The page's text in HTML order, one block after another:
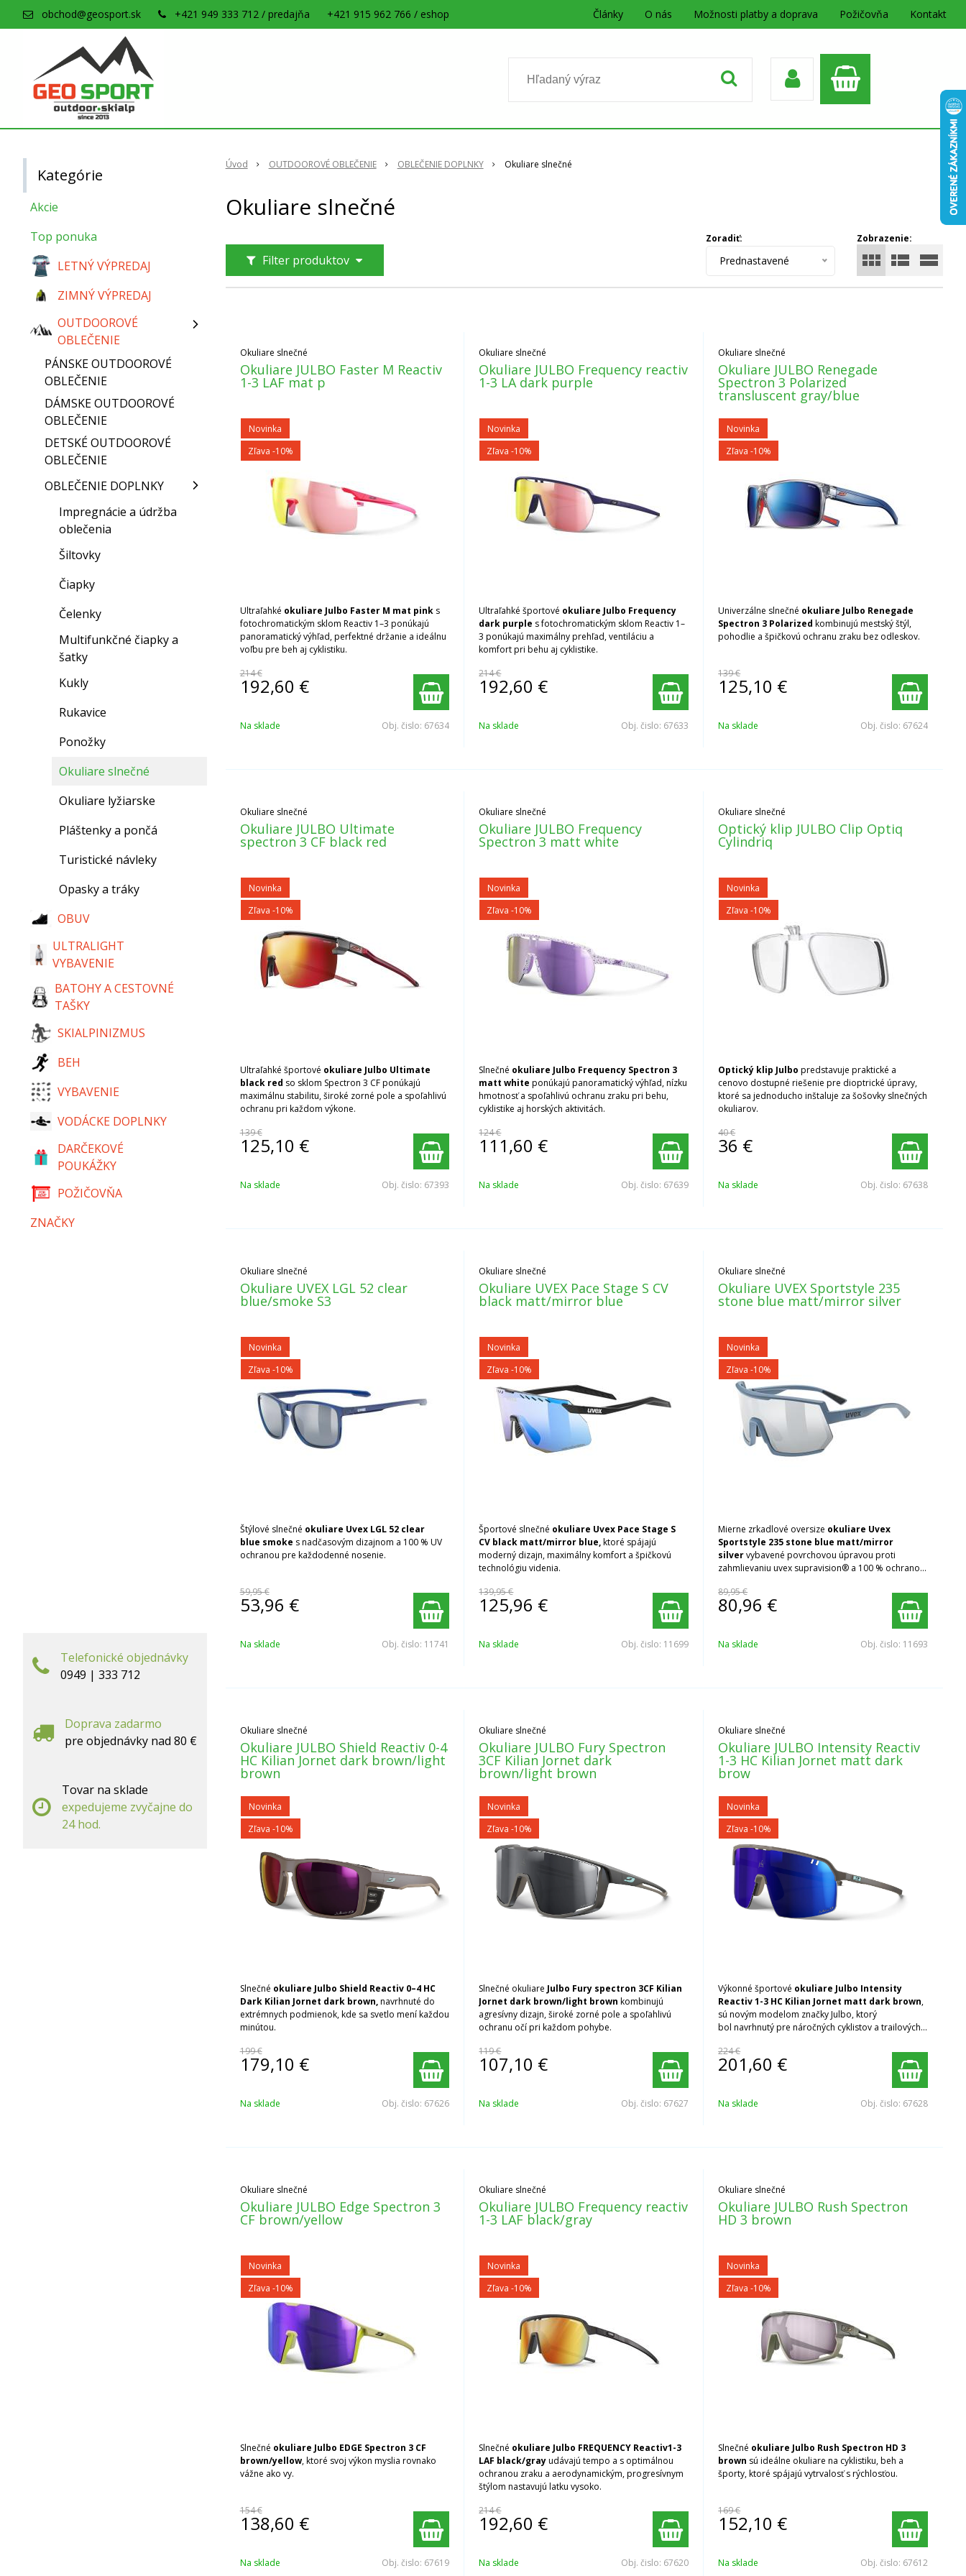
obchod@geosport.sk +421 949 333 712 / predajňa +421 915 962 766 / eshop Články O nás Možnosti platby a doprava Požičovňa Kontakt
Úvod OUTDOOROVÉ OBLEČENIE OBLEČENIE DOPLNKY Okuliare slnečné
Okuliare slnečné
Filter produktov
Zobrazenie:
Zoradiť:
Prednastavené
Okuliare slnečné
Okuliare JULBO Faster M Reactiv
1-3 LAF mat p
Novinka
Zľava -10%
Ultraľahké okuliare Julbo Faster M mat pinks
fotochromatickým sklom Reactiv 1–3 ponúkajú
panoramatický výhľad, perfektné držanie a ideálnu
voľbu pre beh aj cyklistiku.
214 €
192,60 €
Na sklade Obj. čislo: 67634
Okuliare slnečné
Okuliare JULBO Frequency reactiv
1-3 LA dark purple
Novinka
Zľava -10%
Ultraľahké športové okuliare Julbo Frequency
dark purple s fotochromatickým sklom Reactiv 1–
3 ponúkajú maximálny prehľad, ventiláciu a
komfort pri behu aj cyklistike.
214 €
192,60 €
Na sklade Obj. čislo: 67633
Okuliare slnečné
Okuliare JULBO Renegade
Spectron 3 Polarized
transluscent gray/blue
Novinka
Zľava -10%
Univerzálne slnečné okuliare Julbo Renegade
Spectron 3 Polarized kombinujú mestský štýl,
pohodlie a špičkovú ochranu zraku bez odleskov.
139 €
125,10 €
Na sklade Obj. čislo: 67624
Okuliare slnečné
Okuliare JULBO Ultimate
spectron 3 CF black red
Novinka
Zľava -10%
Ultraľahké športové okuliare Julbo Ultimate
black red so sklom Spectron 3 CF ponúkajú
maximálnu stabilitu, široké zorné pole a spoľahlivú
ochranu pri každom výkone.
139 €
125,10 €
Na sklade Obj. čislo: 67393
Okuliare slnečné
Okuliare JULBO Frequency
Spectron 3 matt white
Novinka
Zľava -10%
Slnečné okuliare Julbo Frequency Spectron 3
matt white ponúkajú panoramatický výhľad, nízku
hmotnosť a spoľahlivú ochranu zraku pri behu,
cyklistike aj horských aktivitách.
124 €
111,60 €
Na sklade Obj. čislo: 67639
Okuliare slnečné
Optický klip JULBO Clip Optiq
Cylindriq
Novinka
Zľava -10%
Optický klip Julbo predstavuje praktické a
cenovo dostupné riešenie pre dioptrické úpravy,
ktoré sa jednoducho inštaluje za šošovky slnečných
okuliarov.
40 €
36 €
Na sklade Obj. čislo: 67638
Okuliare slnečné
Okuliare UVEX LGL 52 clear
blue/smoke S3
Novinka
Zľava -10%
Štýlové slnečné okuliare Uvex LGL 52 clear
blue smoke s nadčasovým dizajnom a 100 % UV
ochranou pre každodenné nosenie.
59,95 €
53,96 €
Na sklade Obj. čislo: 11741
Okuliare slnečné
Okuliare UVEX Pace Stage S CV
black matt/mirror blue
Novinka
Zľava -10%
Športové slnečné okuliare Uvex Pace Stage S
CV black matt/mirror blue,ktoré spájajú
moderný dizajn, maximálny komfort a špičkovú
technológiu videnia.
139,95 €
125,96 €
Na sklade Obj. čislo: 11699
Okuliare slnečné
Okuliare UVEX Sportstyle 235
stone blue matt/mirror silver
Novinka
Zľava -10%
Mierne zrkadlové oversize okuliare Uvex
Sportstyle 235 stone blue matt/mirror
silvervybavené povrchovou úpravou proti
zahmlievaniu uvex supravision® a 100 % ochranou
89,95 €
80,96 €
Na sklade Obj. čislo: 11693
Okuliare slnečné
Okuliare JULBO Shield Reactiv 0-4
HC Kilian Jornet dark brown/light
brown
Novinka
Zľava -10%
Slnečné okuliare Julbo Shield Reactiv 0–4 HC
Dark Kilian Jornet dark brown,navrhnuté do
extrémnych podmienok, kde sa svetlo mení každou
minútou.
199 €
179,10 €
Na sklade Obj. čislo: 67626
Okuliare slnečné
Okuliare JULBO Fury Spectron
3CF Kilian Jornet dark
brown/light brown
Novinka
Zľava -10%
Slnečné okuliare Julbo Fury spectron 3CF Kilian
Jornet dark brown/light brown kombinujú
agresívny dizajn, široké zorné pole a spoľahlivú
ochranu očí pri každom pohybe.
119 €
107,10 €
Na sklade Obj. čislo: 67627
Okuliare slnečné
Okuliare JULBO Intensity Reactiv
1-3 HC Kilian Jornet matt dark
brow
Novinka
Zľava -10%
Výkonné športové okuliare Julbo Intensity
Reactiv 1-3 HC Kilian Jornet matt dark brown,
sú novým modelom značky Julbo, ktorý
bol navrhnutý pre náročných cyklistov a trailových
224 €
201,60 €
Na sklade Obj. čislo: 67628
Okuliare slnečné
Okuliare JULBO Edge Spectron 3
CF brown/yellow
Novinka
Zľava -10%
Slnečné okuliare Julbo EDGE Spectron 3 CF
brown/yellow, ktoré svoj výkon myslia rovnako
vážne ako vy.
154 €
138,60 €
Na sklade Obj. čislo: 67619
Okuliare slnečné
Okuliare JULBO Frequency reactiv
1-3 LAF black/gray
Novinka
Zľava -10%
Slnečné okuliare Julbo FREQUENCY Reactiv1-3
LAF black/grayudávajú tempo a s optimálnou
ochranou zraku a aerodynamickým, progresívnym
štýlom nastavujú latku vysoko.
214 €
192,60 €
Na sklade Obj. čislo: 67620
Okuliare slnečné
Okuliare JULBO Rush Spectron
HD 3 brown
Novinka
Zľava -10%
Slnečné okuliare Julbo Rush Spectron HD 3
brown sú ideálne okuliare na cyklistiku, beh a
športy, ktoré spájajú vytrvalosť s rýchlosťou.
169 €
152,10 €
Na sklade Obj. čislo: 67612
Kategórie
Akcie
Top ponuka
LETNÝ VÝPREDAJ
ZIMNÝ VÝPREDAJ
OUTDOOROVÉ
OBLEČENIE
PÁNSKE OUTDOOROVÉ
OBLEČENIE
DÁMSKE OUTDOOROVÉ
OBLEČENIE
DETSKÉ OUTDOOROVÉ
OBLEČENIE
OBLEČENIE DOPLNKY
Impregnácie a údržba
oblečenia
Šiltovky
Čiapky
Čelenky
Multifunkčné čiapky a
šatky
Kukly
Rukavice
Ponožky
Okuliare slnečné
Okuliare lyžiarske
Pláštenky a pončá
Turistické návleky
Opasky a tráky
OBUV
ULTRALIGHT
VYBAVENIE
BATOHY A CESTOVNÉ
TAŠKY
SKIALPINIZMUS
BEH
VYBAVENIE
VODÁCKE DOPLNKY
DARČEKOVÉ
POUKÁŽKY
POŽIČOVŇA
ZNAČKY
Telefonické objednávky
0949 | 333 712
Doprava zadarmo
pre objednávky nad 80 €
Tovar na sklade
expedujeme zvyčajne do
24 hod.